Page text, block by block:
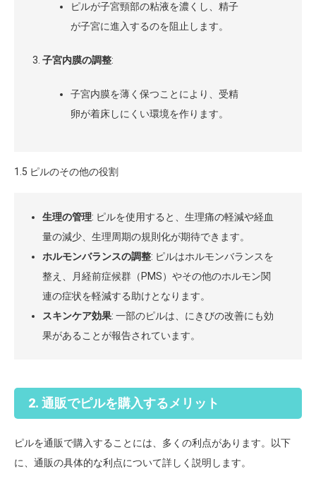
ピルが子宮頸部の粘液を濃くし、精子
が子宮に進入するのを阻止します。
子宮内膜の調整:
子宮内膜を薄く保つことにより、受精
卵が着床しにくい環境を作ります。
1.5 ピルのその他の役割
生理の管理: ピルを使用すると、生理痛の軽減や経血
量の減少、生理周期の規則化が期待できます。
ホルモンバランスの調整: ピルはホルモンバランスを
整え、月経前症候群（PMS）やその他のホルモン関
連の症状を軽減する助けとなります。
スキンケア効果: 一部のピルは、にきびの改善にも効
果があることが報告されています。
2. 通販でピルを購入するメリット
ピルを通販で購入することには、多くの利点があります。以下
に、通販の具体的な利点について詳しく説明します。